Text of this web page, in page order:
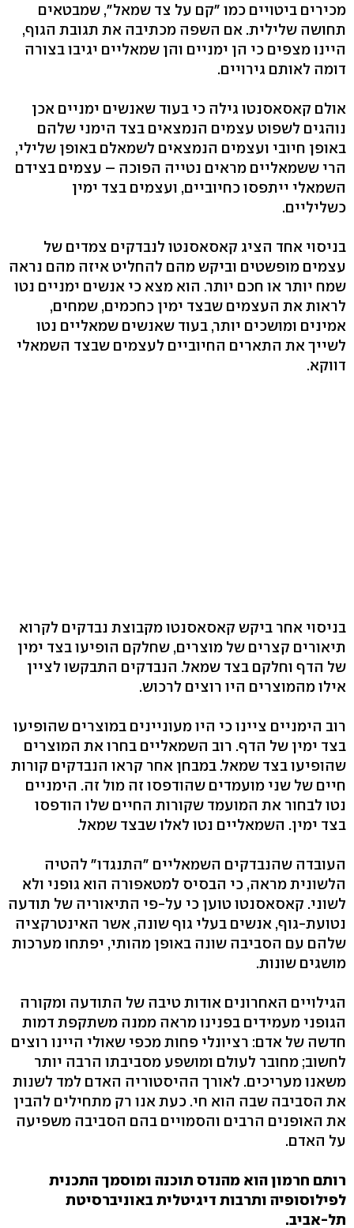
מכירים ביטויים כמו "קם על צד שמאל", שמבטאים
תחושה שלילית. אם השפה מכתיבה את תגובת הגוף,
היינו מצפים כי הן ימניים והן שמאליים יגיבו בצורה
דומה לאותם גירויים.
אולם קאסאסנטו גילה כי בעוד שאנשים ימניים אכן
נוהגים לשפוט עצמים הנמצאים בצד הימני שלהם
באופן חיובי ועצמים הנמצאים לשמאלם באופן שלילי,
הרי ששמאליים מראים נטייה הפוכה – עצמים בצידם
השמאלי ייתפסו כחיוביים, ועצמים בצד ימין
כשליליים.
בניסוי אחד הציג קאסאסנטו לנבדקים צמדים של
עצמים מופשטים וביקש מהם להחליט איזה מהם נראה
שמח יותר או חכם יותר. הוא מצא כי אנשים ימניים נטו
לראות את העצמים שבצד ימין כחכמים, שמחים,
אמינים ומושכים יותר, בעוד שאנשים שמאליים נטו
לשייך את התארים החיוביים לעצמים שבצד השמאלי
דווקא.
בניסוי אחר ביקש קאסאסנטו מקבוצת נבדקים לקרוא
תיאורים קצרים של מוצרים, שחלקם הופיעו בצד ימין
של הדף וחלקם בצד שמאל. הנבדקים התבקשו לציין
אילו מהמוצרים היו רוצים לרכוש.
רוב הימניים ציינו כי היו מעוניינים במוצרים שהופיעו
בצד ימין של הדף. רוב השמאליים בחרו את המוצרים
שהופיעו בצד שמאל. במבחן אחר קראו הנבדקים קורות
חיים של שני מועמדים שהודפסו זה מול זה. הימניים
נטו לבחור את המועמד שקורות החיים שלו הודפסו
בצד ימין. השמאליים נטו לאלו שבצד שמאל.
העובדה שהנבדקים השמאליים "התנגדו" להטיה
הלשונית מראה, כי הבסיס למטאפורה הוא גופני ולא
לשוני. קאסאסנטו טוען כי על-פי התיאוריה של תודעה
נטועת-גוף, אנשים בעלי גוף שונה, אשר האינטרקציה
שלהם עם הסביבה שונה באופן מהותי, יפתחו מערכות
מושגים שונות.
הגילויים האחרונים אודות טיבה של התודעה ומקורה
הגופני מעמידים בפנינו מראה ממנה משתקפת דמות
חדשה של אדם: רציונלי פחות מכפי שאולי היינו רוצים
לחשוב; מחובר לעולם ומושפע מסביבתו הרבה יותר
משאנו מעריכים. לאורך ההיסטוריה האדם למד לשנות
את הסביבה שבה הוא חי. כעת אנו רק מתחילים להבין
את האופנים הרבים והסמויים בהם הסביבה משפיעה
על האדם.
רותם חרמון הוא מהנדס תוכנה ומוסמך התכנית
לפילוסופיה ותרבות דיגיטלית באוניברסיטת
תל-אביב.